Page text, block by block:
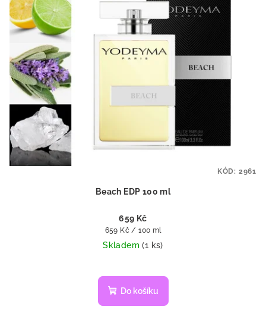
Beach EDP 100 ml
659 Kč
Měrná
cena:
659 Kč / 100 ml
Skladem(1 ks)
hodnocení
produktu
Do košíku
KÓD: 2961